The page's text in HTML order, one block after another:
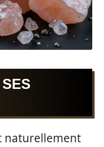
naturellement